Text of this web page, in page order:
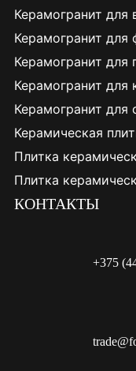
Керамогранит для
Керамогранит для
Керамогранит для
Керамогранит для
Керамогранит для
Керамическая
Плитка
Плитка
КОНТАКТЫ
+375